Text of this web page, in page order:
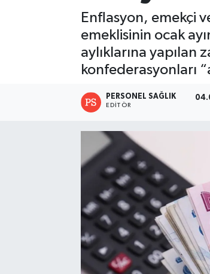
Enflasyon, emekçi
emeklisinin ocak
aylıklarına
konfederasyonları
PERSONEL SAĞLIK
EDITÖR